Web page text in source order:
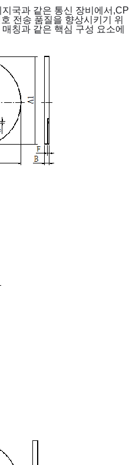
국과 같은 통신 장비에서,CP
전송 품질을 향상시키기 위
칭과 같은 핵심 구성 요소에